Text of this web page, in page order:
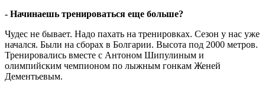
- Начинаешь тренироваться еще больше?
Чудес не бывает. Надо пахать на тренировках. Сезон у нас уже
начался. Были на сборах в Болгарии. Высота под 2000 метров.
Тренировались вместе с Антоном Шипулиным и
олимпийским чемпионом по лыжным гонкам Женей
Дементьевым.